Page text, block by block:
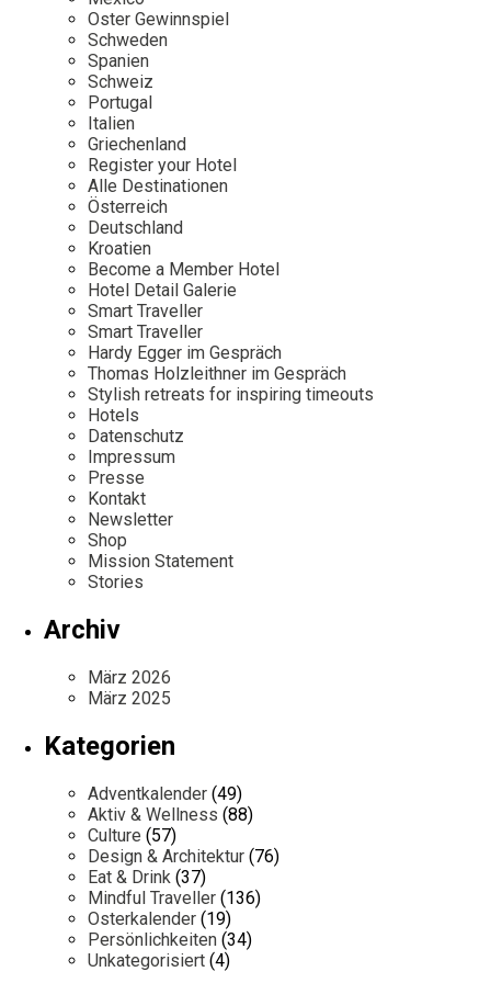
Mexico
Niederlande
Österreich
Portugal
Schweden
Spanien
Schweiz
Persönlichkeiten
Our Story
Career
Kontakt
Impressum
Oster Gewinnspiel
Schweden
Spanien
Schweiz
Portugal
Italien
Griechenland
Register your Hotel
Alle Destinationen
Österreich
Deutschland
Kroatien
Become a Member Hotel
Hotel Detail Galerie
Smart Traveller
Smart Traveller
Hardy Egger im Gespräch
Thomas Holzleithner im Gespräch
Stylish retreats for inspiring timeouts
Hotels
Datenschutz
Impressum
Presse
Kontakt
Newsletter
Shop
Mission Statement
Stories
Archiv
März 2026
März 2025
Kategorien
Adventkalender (49)
Aktiv & Wellness (88)
Culture (57)
Design & Architektur (76)
Eat & Drink (37)
Mindful Traveller (136)
Osterkalender (19)
Persönlichkeiten (34)
Unkategorisiert (4)